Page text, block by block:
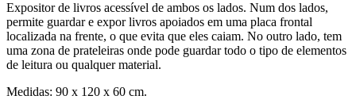
Expositor de livros acessível de ambos os lados. Num dos lados,
permite guardar e expor livros apoiados em uma placa frontal
localizada na frente, o que evita que eles caiam. No outro lado, tem
uma zona de prateleiras onde pode guardar todo o tipo de elementos
de leitura ou qualquer material.
Medidas: 90 x 120 x 60 cm.